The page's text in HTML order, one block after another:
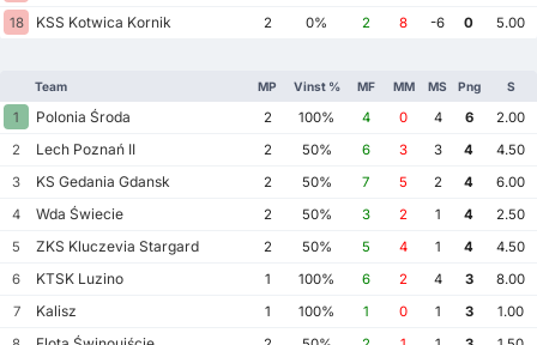
18
KSS Kotwica Kornik 2 0% 2 8 -6 0 5.00
Team MP Vinst % MF MM MS Png S
1 Polonia Środa 2 100% 4 0 4 6
2.00
2
Lech Poznań II 2 50% 6 3 3 4
4.50
3
KS Gedania Gdansk 2 50% 7 5 2 4
6.00
4
Wda Świecie 2 50% 3 2 1 4
2.50
5
ZKS Kluczevia Stargard 2 50% 5 4 1 4
4.50
6
KTSK Luzino 1 100% 6 2 4 3
8.00
7
Kalisz 1 100% 1 0 1 3
1.00